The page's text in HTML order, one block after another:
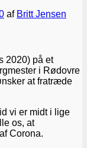
af Britt Jensen
2020) på et
i Rødovre
at fratræde
vi er midt i lige
os, at
Corona.